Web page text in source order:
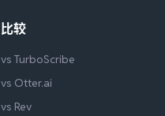
比较
vs TurboScribe
vs Otter.ai
vs Rev